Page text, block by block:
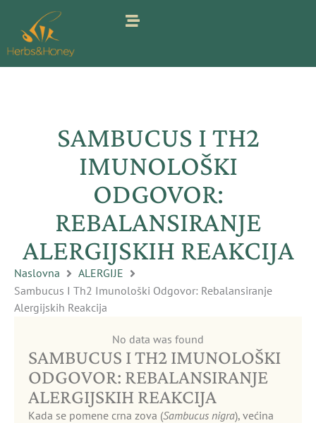
sadržaj
SAMBUCUS I TH2
IMUNOLOŠKI
ODGOVOR:
REBALANSIRANJE
ALERGIJSKIH REAKCIJA
Naslovna
ALERGIJE
Sambucus I Th2 Imunološki Odgovor: Rebalansiranje
Alergijskih Reakcija
No data was found
SAMBUCUS I TH2 IMUNOLOŠKI
ODGOVOR: REBALANSIRANJE
ALERGIJSKIH REAKCIJA
Kada se pomene crna zova (Sambucus nigra), većina